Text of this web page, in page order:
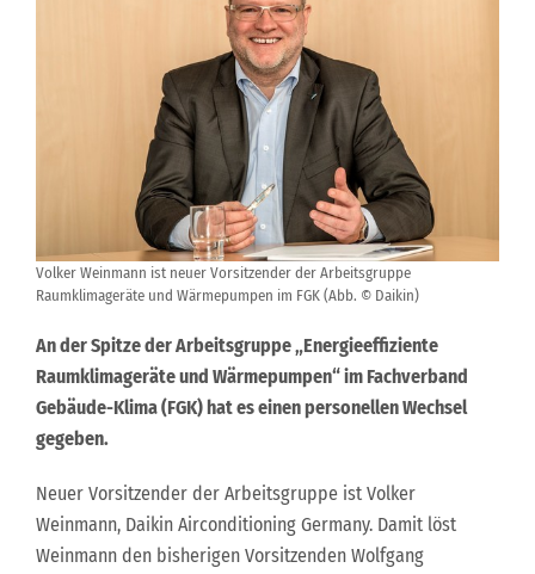
Volker Weinmann ist neuer Vorsitzender der Arbeitsgruppe
Raumklimageräte und Wärmepumpen im FGK (Abb. © Daikin)
An der Spitze der Arbeitsgruppe „Energieeffiziente
Raumklimageräte und Wärmepumpen“ im Fachverband
Gebäude-Klima (FGK) hat es einen personellen Wechsel
gegeben.
Neuer Vorsitzender der Arbeitsgruppe ist Volker
Weinmann, Daikin Airconditioning Germany. Damit löst
Weinmann den bisherigen Vorsitzenden Wolfgang